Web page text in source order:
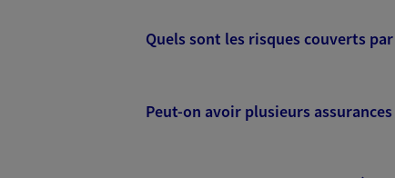
Quels sont les risques couverts
Peut-on avoir plusieurs assurances